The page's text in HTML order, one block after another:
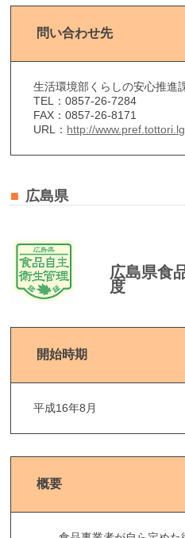
問い合わせ先
生活環境部くらしの安心推進
TEL：0857-26-7284
FAX：0857-26-8171
URL： http://
広島県
広島県食
度
開始時期
平成16年8月
概要